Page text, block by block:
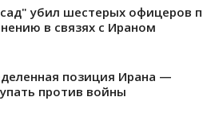
убил шестерых офицеров
в связях с Ираном
позиция Ирана —
против войны